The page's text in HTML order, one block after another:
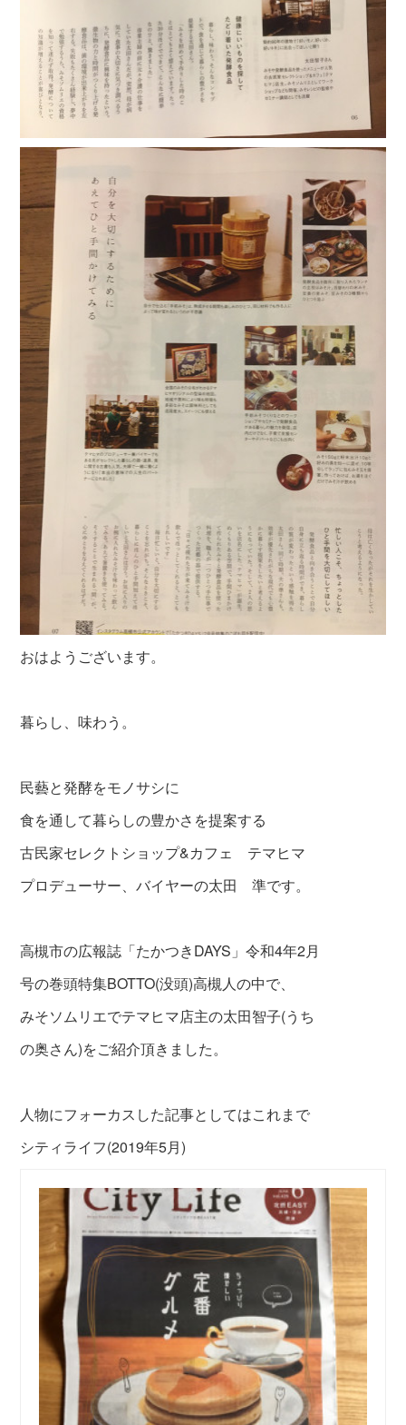
おはようございます。
暮らし、味わう。
民藝と発酵をモノサシに
食を通して暮らしの豊かさを提案する
古民家セレクトショップ&カフェ テマヒマ
プロデューサー、バイヤーの太田 準です。
高槻市の広報誌「たかつきDAYS」令和4年2月
号の巻頭特集BOTTO(没頭)高槻人の中で、
みそソムリエでテマヒマ店主の太田智子(うち
の奥さん)をご紹介頂きました。
人物にフォーカスした記事としてはこれまで
シティライフ(2019年5月)